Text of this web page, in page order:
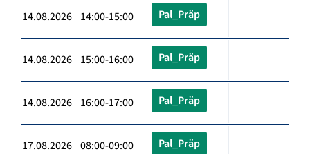
14.08.2026 14:00-15:00 Pal_Präp
14.08.2026 15:00-16:00 Pal_Präp
14.08.2026 16:00-17:00 Pal_Präp
17.08.2026 08:00-09:00 Pal_Präp